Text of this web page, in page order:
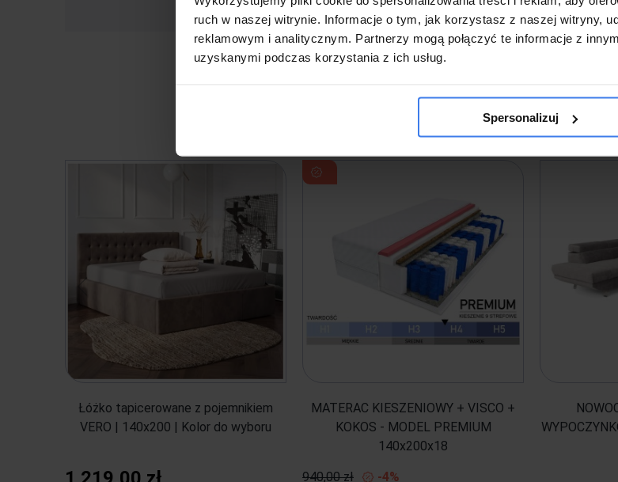
ruch w naszej witrynie. Informacje o tym, jak korzystasz z naszej witryny,
reklamowym i analitycznym. Partnerzy mogą połączyć te informacje z
uzyskanymi podczas korzystania z ich usług.
Spersonalizuj
Produkty
Łóżko tapicerowane z pojemnikiem
VERO | 140x200 | Kolor do wyboru
MATERAC KIESZENIOWY + VISCO +
KOKOS - MODEL PREMIUM
140x200x18
940,00 zł -4%